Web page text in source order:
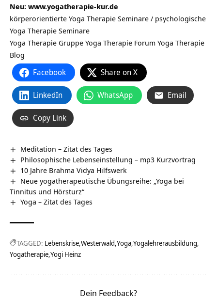
Neu: www.yogatherapie-kur.de
körperorientierte Yoga Therapie Seminare / psychologische
Yoga Therapie Seminare
Yoga Therapie Gruppe Yoga Therapie Forum Yoga Therapie
Blog
Facebook Share on X
LinkedIn WhatsApp Email
Copy Link
Meditation – Zitat des Tages
Philosophische Lebenseinstellung – mp3 Kurzvortrag
10 Jahre Brahma Vidya Hilfswerk
Neue yogatherapeutische Übungsreihe: „Yoga bei
Tinnitus und Hörsturz“
Yoga – Zitat des Tages
TAGGED: Lebenskrise Westerwald Yoga Yogalehrerausbildung
Yogatherapie Yogi Heinz
Dein Feedback?